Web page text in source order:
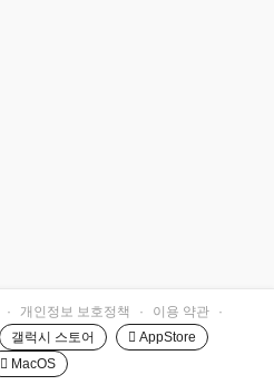
· 개인정보 보호정책 · 이용 약관
·
갤럭시 스토어
 AppStore
 MacOS